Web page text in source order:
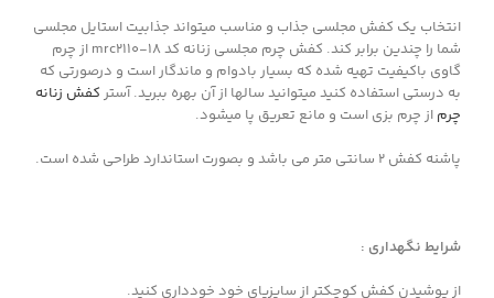
انتخاب یک کفش مجلسی جذاب و مناسب میتواند جذابیت استایل مجلسی
شما را چندین برابر کند. کفش چرم مجلسی زنانه کد mrc2110-18 از چرم
گاوی باکیفیت تهیه شده که بسیار بادوام و ماندگار است و درصورتی که
به درستی استفاده کنید میتوانید سالها از آن بهره ببرید. آستر کفش زنانه
چرم از چرم بزی است و مانع تعریق پا میشود.
پاشنه کفش 2 سانتی متر می باشد و بصورت استاندارد طراحی شده است.
شرایط نگهداری :
از پوشیدن کفش کوچکتر از سایزپای خود خودداری کنید.